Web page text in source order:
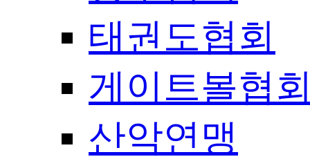
태권도협회
게이트볼협
산악연맹